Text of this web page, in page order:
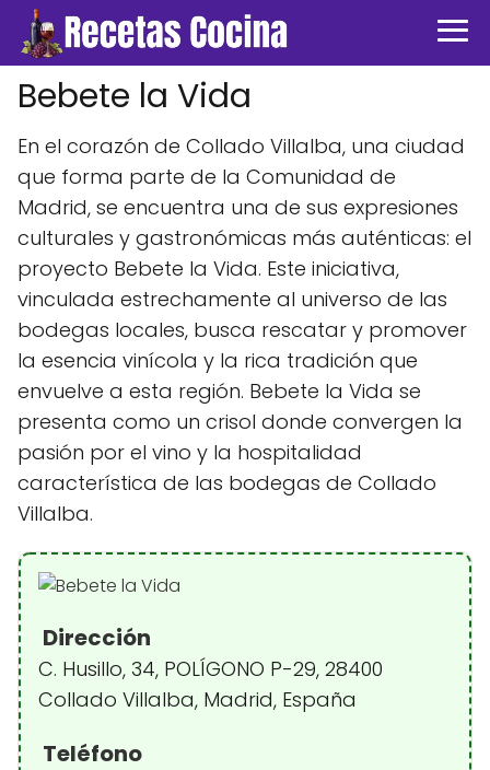
Bebete la Vida
En el corazón de Collado Villalba, una ciudad
que forma parte de la Comunidad de
Madrid, se encuentra una de sus expresiones
culturales y gastronómicas más auténticas: el
proyecto Bebete la Vida. Este iniciativa,
vinculada estrechamente al universo de las
bodegas locales, busca rescatar y promover
la esencia vinícola y la rica tradición que
envuelve a esta región. Bebete la Vida se
presenta como un crisol donde convergen la
pasión por el vino y la hospitalidad
característica de las bodegas de Collado
Villalba.
Dirección
C. Husillo, 34, POLÍGONO P-29, 28400
Collado Villalba, Madrid, España
Teléfono